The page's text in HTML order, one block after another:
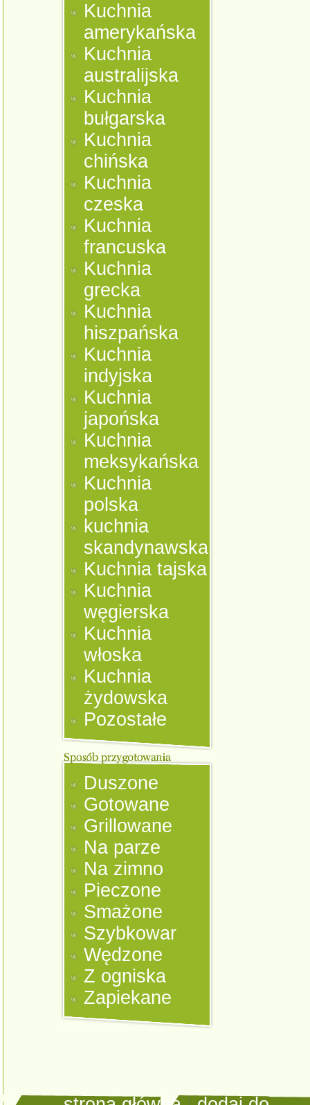
Kuchnia
amerykańska
Kuchnia
australijska
Kuchnia
bułgarska
Kuchnia
chińska
Kuchnia
czeska
Kuchnia
francuska
Kuchnia
grecka
Kuchnia
hiszpańska
Kuchnia
indyjska
Kuchnia
japońska
Kuchnia
meksykańska
Kuchnia
polska
kuchnia
skandynawska
Kuchnia tajska
Kuchnia
węgierska
Kuchnia
włoska
Kuchnia
żydowska
Pozostałe
Duszone
Gotowane
Grillowane
Na parze
Na zimno
Pieczone
Smażone
Szybkowar
Wędzone
Z ogniska
Zapiekane